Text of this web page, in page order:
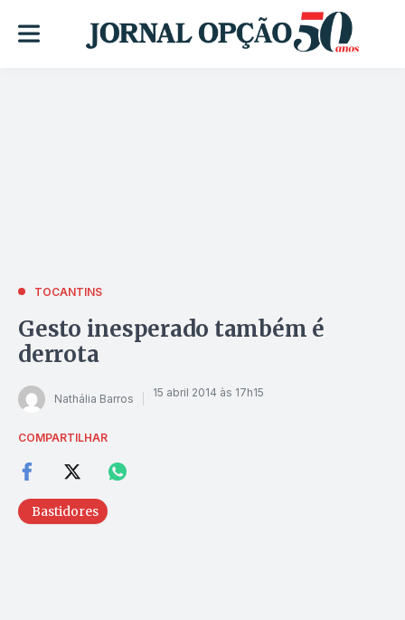
TOCANTINS
Gesto inesperado também é
derrota
Nathália Barros 15 abril 2014 às 17h15
COMPARTILHAR
Bastidores